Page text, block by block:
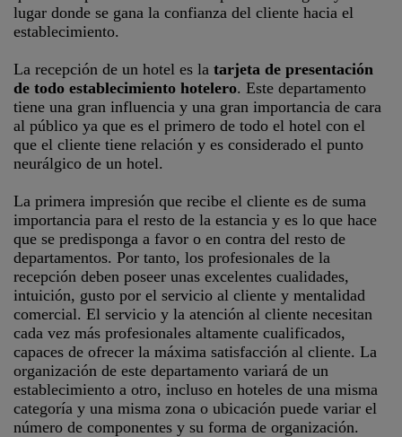
lugar donde se gana la confianza del cliente hacia el
establecimiento.
La recepción de un hotel es la tarjeta de presentación
de todo establecimiento hotelero. Este departamento
tiene una gran influencia y una gran importancia de cara
al público ya que es el primero de todo el hotel con el
que el cliente tiene relación y es considerado el punto
neurálgico de un hotel.
La primera impresión que recibe el cliente es de suma
importancia para el resto de la estancia y es lo que hace
que se predisponga a favor o en contra del resto de
departamentos. Por tanto, los profesionales de la
recepción deben poseer unas excelentes cualidades,
intuición, gusto por el servicio al cliente y mentalidad
comercial. El servicio y la atención al cliente necesitan
cada vez más profesionales altamente cualificados,
capaces de ofrecer la máxima satisfacción al cliente. La
organización de este departamento variará de un
establecimiento a otro, incluso en hoteles de una misma
categoría y una misma zona o ubicación puede variar el
número de componentes y su forma de organización.